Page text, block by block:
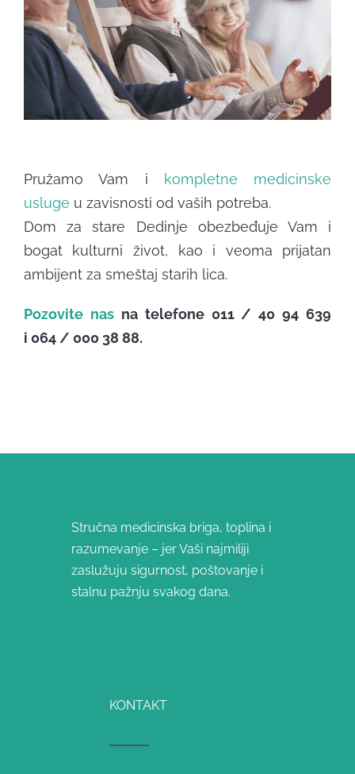
Pružamo Vam i
kompletne medicinske
usluge u zavisnosti od vaših potreba.
Dom za stare Dedinje obezbeđuje Vam i
bogat kulturni život, kao i veoma prijatan
ambijent za smeštaj starih lica.
Pozovite nasna telefone 011 / 40 94 639
i 064 / 000 38 88.
Stručna medicinska briga, toplina i
razumevanje – jer Vaši najmiliji
zaslužuju sigurnost, poštovanje i
stalnu pažnju svakog dana.
KONTAKT